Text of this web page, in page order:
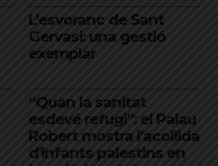
L’esvoranc de Sant
Gervasi: una gestió
exemplar
“Quan la sanitat
esdevé refugi”: el Palau
Robert mostra l’acollida
d’infants palestins en